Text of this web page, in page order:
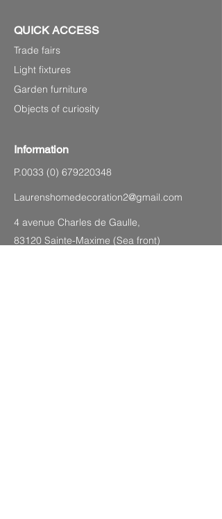
QUICK ACCESS
Trade fairs
Light fixtures
Garden furniture
Objects of curiosity
Information
P.0033 (0) 679220348
Laurenshomedecoration2@gmail.com
4 avenue Charles de Gaulle,
83120 Sainte-Maxime (Sea front)